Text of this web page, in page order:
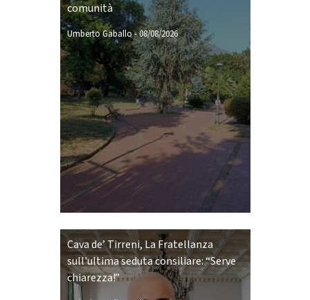
comunità
Umberto Gaballo-08/08/2026
Cava de’ Tirreni, La Fratellanza
sull'ultima seduta consiliare: “Serve
chiarezza!”